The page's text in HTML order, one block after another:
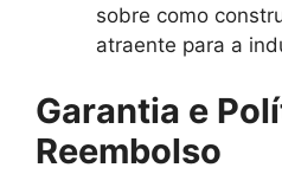
sobre como
atraente para a
Garantia e
Reembolso